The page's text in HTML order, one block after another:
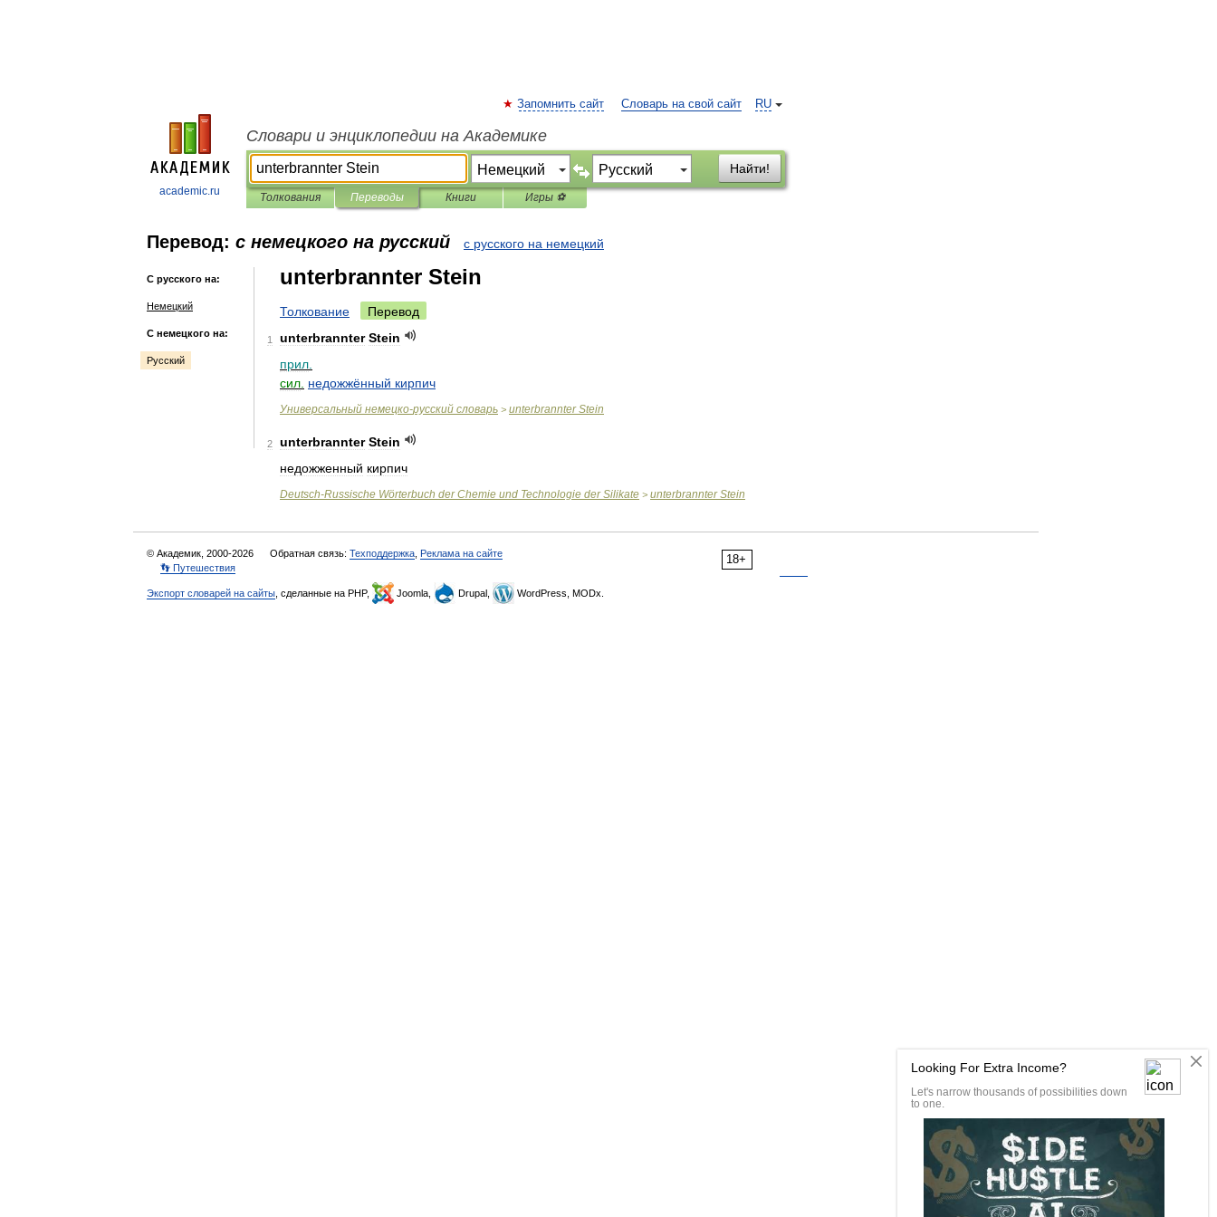
academic.ru
RU
Запомнить сайт Словарь на свой сайт
Словари и энциклопедии на Академике
Найти!
Толкования Переводы Книги Игры ⚽
Перевод: с немецкого на русский с русского на немецкий
С русского на:
Немецкий
С немецкого на:
Русский
unterbrannter Stein
Толкование Перевод
1 unterbrannter Stein
прил
сил недожжённый кирпич
Универсальный немецко-русский словарь > unterbrannter Stein
2 unterbrannter Stein
недожженный кирпич
Deutsch-Russische Wörterbuch der Chemie und Technologie der Silikate > unterbrannter Stein
18+
© Академик, 2000-2026 Обратная связь: Техподдержка Реклама на сайте
👣 Путешествия
Экспорт словарей на сайты , сделанные на PHP, Joomla, Drupal, WordPress, MODx.